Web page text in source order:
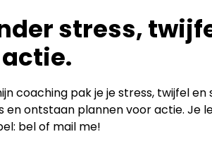
stress,
coaching pak je je stress, twijfel
en ontstaan plannen voor actie. Je
bel of mail me!